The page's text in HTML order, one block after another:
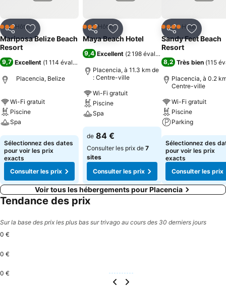
PartagerAjouter à mes favoris
3 ÉtoilesHôtel
Mariposa Belize Beach
Resort
9,7 Excellent (1 114 évaluations
Placencia, Belize
Wi-Fi gratuit
Piscine
Spa
Consulter les prix
Sélectionnez des dates
pour voir les prix
exacts
Consulter les prix
PartagerAjouter à mes favoris
3 ÉtoilesHôtel
Maya Beach Hotel
9,4 Excellent (2 198 évaluations
Placencia, à 11.3 km de
: Centre-ville
Wi-Fi gratuit
Piscine
Spa
Consulter les prix
de 84 €
Consulter les prix de 7
sites
Consulter les prix
PartagerAjouter
4 ÉtoilesHôtel
Sandy Feet Beach
Resort
8,2 Très bien (115
Placencia, à 0.2
Centre-ville
Wi-Fi gratuit
Piscine
Parking
Consulter les
Sélectionnez des
pour voir les prix
exacts
Consulter les prix
Voir tous les hébergements pour Placencia
Tendance des prix
Sur la base des prix les plus bas sur trivago au cours des 30 derniers jours
0 €
0 €
0 €